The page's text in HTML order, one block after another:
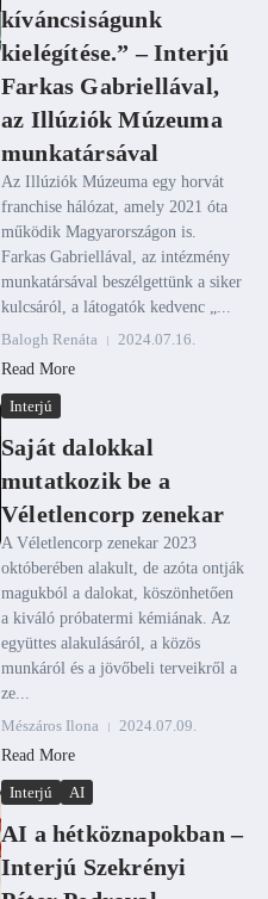
kíváncsiságunk
kielégítése.” – Interjú
Farkas Gabriellával,
az Illúziók Múzeuma
munkatársával
Az Illúziók Múzeuma egy horvát
franchise hálózat, amely 2021 óta
működik Magyarországon is.
Farkas Gabriellával, az intézmény
munkatársával beszélgettünk a siker
kulcsáról, a látogatók kedvenc „...
Balogh Renáta
2024.07.16.
Read More
Interjú
Saját dalokkal
mutatkozik be a
Véletlencorp zenekar
A Véletlencorp zenekar 2023
októberében alakult, de azóta ontják
magukból a dalokat, köszönhetően
a kiváló próbatermi kémiának. Az
együttes alakulásáról, a közös
munkáról és a jövőbeli terveikről a
ze...
Mészáros Ilona
2024.07.09.
Read More
Interjú AI
AI a hétköznapokban –
Interjú Szekrényi